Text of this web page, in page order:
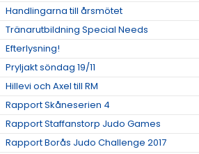
Handlingarna till årsmötet
Tränarutbildning Special Needs
Efterlysning!
Pryljakt söndag 19/11
Hillevi och Axel till RM
Rapport Skåneserien 4
Rapport Staffanstorp Judo Games
Rapport Borås Judo Challenge 2017